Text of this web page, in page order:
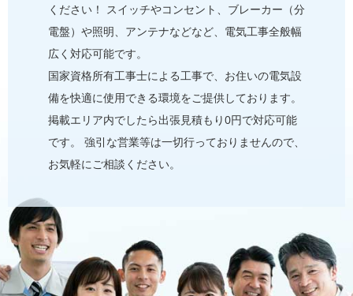
ください！ スイッチやコンセント、ブレーカー（分
電盤）や照明、アンテナなどなど、電気⼯事全般幅
広く対応可能です。
国家資格所有⼯事士による⼯事で、お住いの電気設
備を快適に使用できる環境をご提供しております。
掲載エリア内でしたら出張見積もり0円で対応可能
です。 強引な営業等は⼀切⾏っておりませんので、
お気軽にご相談ください。